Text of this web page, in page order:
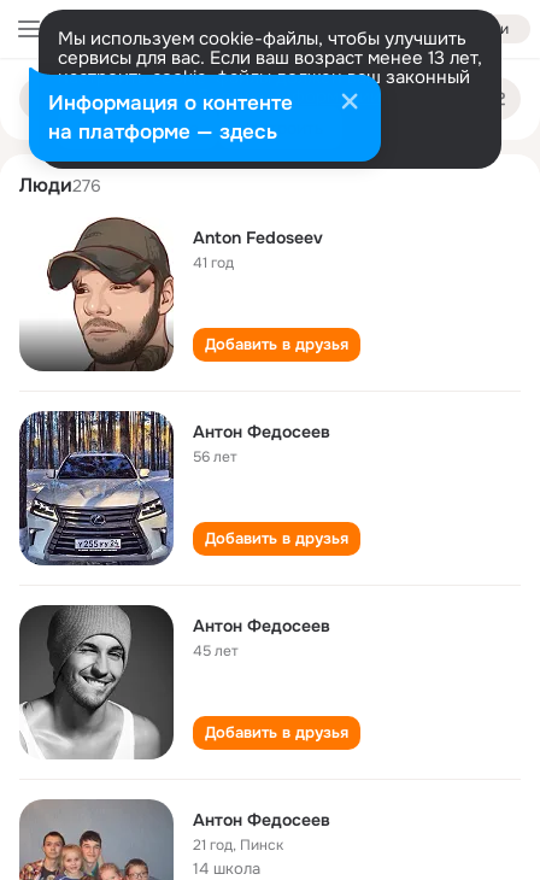
Войти
Мы используем cookie-файлы, чтобы улучшить
сервисы для вас. Если ваш возраст менее 13 лет,
настроить cookie-файлы должен ваш законный
представитель. Больше информации
Разрешить все Настроить
Поиск
людям
anton fedoseev
Люди276
Anton Fedoseev
41 год
Добавить в друзья
Антон Федосеев
56 лет
Добавить в друзья
Антон Федосеев
45 лет
Добавить в друзья
Антон Федосеев
21 год, Пинск
14 школа
Информация о контенте
на платформе — здесь